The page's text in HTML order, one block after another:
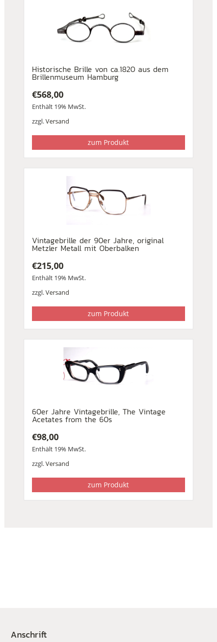
Historische Brille von ca.1820 aus dem
Brillenmuseum Hamburg
€568,00
Enthält 19% MwSt.
zzgl.Versand
zum Produkt
Vintagebrille der 90er Jahre, original
Metzler Metall mit Oberbalken
€215,00
Enthält 19% MwSt.
zzgl.Versand
zum Produkt
60er Jahre Vintagebrille, The Vintage
Acetates from the 60s
€98,00
Enthält 19% MwSt.
zzgl.Versand
zum Produkt
Anschrift